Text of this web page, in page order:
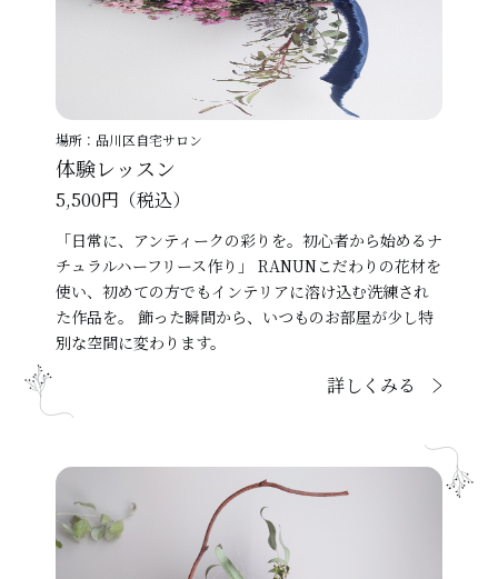
体験レッスン
5,500円（税込）
「日常に、アンティークの彩りを。初心者から始めるナ
チュラルハーフリース作り」 RANUNこだわりの花材を
使い、初めての方でもインテリアに溶け込む洗練され
た作品を。 飾った瞬間から、いつものお部屋が少し特
別な空間に変わります。
詳しくみる
場所：品川区自宅サロン